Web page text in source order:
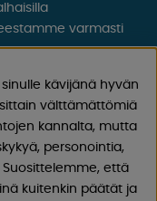
varmasti
saadaksesi
tarjouksia.
kävijänä hyvän
välttämättömiä
kannalta, mutta
personointia,
että
kuitenkin päätät ja